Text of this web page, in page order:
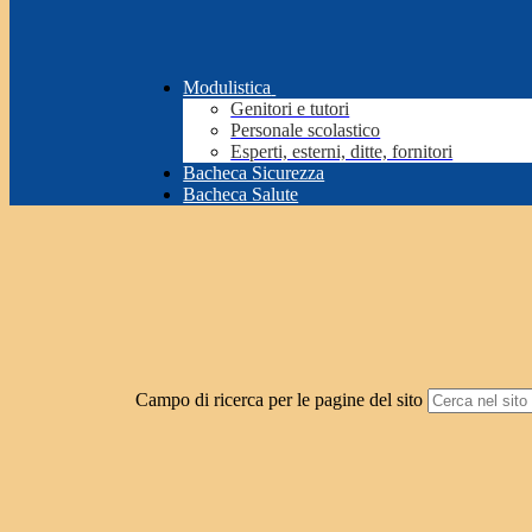
Modulistica
Genitori e tutori
Personale scolastico
Esperti, esterni, ditte, fornitori
Bacheca Sicurezza
Bacheca Salute
Campo di ricerca per le pagine del sito